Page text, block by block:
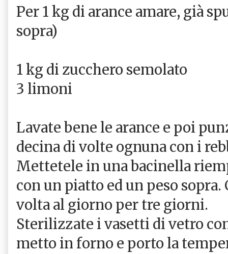
Per 1 kg di arance amare, già
sopra)
1 kg di zucchero semolato
3 limoni
Lavate bene le arance e poi
decina di volte ognuna con i
Mettetele in una bacinella
con un piatto ed un peso sopra.
volta al giorno per tre giorni.
Sterilizzate i vasetti di vetro
metto in forno e porto la